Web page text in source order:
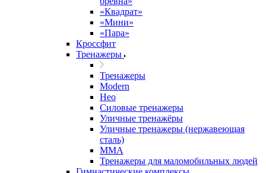
«Квадрат»
«Мини»
«Пара»
Кроссфит
Тренажеры
Тренажеры
Modern
Нео
Силовые тренажеры
Уличные тренажёры
Уличные тренажеры (нержавеющая
сталь)
ММА
Тренажеры для маломобильных людей